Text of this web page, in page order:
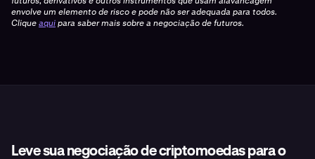
envolve um elemento de risco e pode não ser adequada para todos.
Cliqueaquipara saber mais sobre a negociação de futuros.
Leve sua negociação de criptomoedas para o